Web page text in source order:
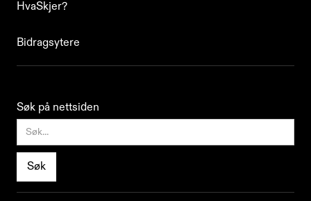
HvaSkjer?
Bidragsytere
Søk på nettsiden